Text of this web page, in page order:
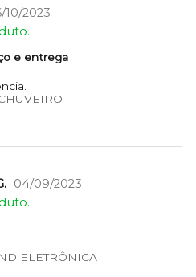
10/2023
e entrega
04/09/2023
ELETRÔNICA